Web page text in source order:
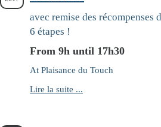
avec remise des récompenses
6 étapes !
From 9h until 17h30
At Plaisance du Touch
Lire la suite ...